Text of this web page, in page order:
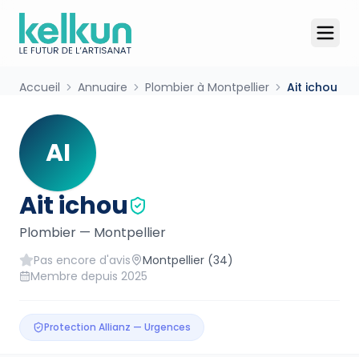
Accueil Annuaire Plombier à Montpellier Ait ichou
AI
Ait ichou
Plombier — Montpellier
Pas encore d'avis Montpellier (34)
Membre depuis 2025
Protection Allianz — Urgences